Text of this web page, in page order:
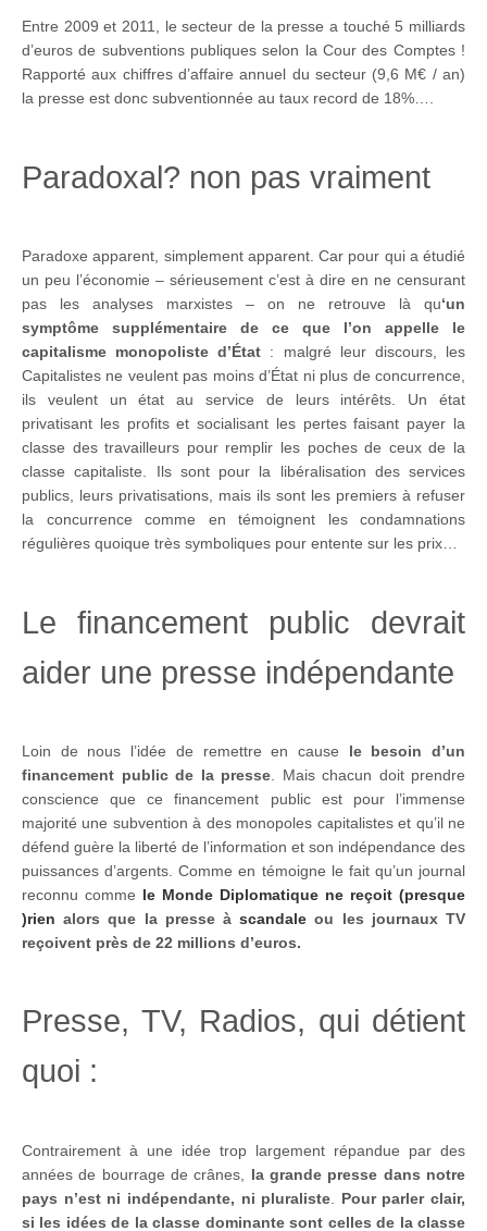
Entre 2009 et 2011, le secteur de la presse a touché 5 milliards
d’euros de subventions publiques selon la Cour des Comptes !
Rapporté aux chiffres d’affaire annuel du secteur (9,6 M€ / an)
la presse est donc subventionnée au taux record de 18%….
Paradoxal? non pas vraiment
Paradoxe apparent, simplement apparent. Car pour qui a étudié
un peu l’économie – sérieusement c’est à dire en ne censurant
pas les analyses marxistes – on ne retrouve là qu‘un
symptôme supplémentaire de ce que l’on appelle le
capitalisme monopoliste d’État : malgré leur discours, les
Capitalistes ne veulent pas moins d’État ni plus de concurrence,
ils veulent un état au service de leurs intérêts. Un état
privatisant les profits et socialisant les pertes faisant payer la
classe des travailleurs pour remplir les poches de ceux de la
classe capitaliste. Ils sont pour la libéralisation des services
publics, leurs privatisations, mais ils sont les premiers à refuser
la concurrence comme en témoignent les condamnations
régulières quoique très symboliques pour entente sur les prix…
Le financement public devrait
aider une presse indépendante
Loin de nous l’idée de remettre en cause le besoin d’un
financement public de la presse . Mais chacun doit prendre
conscience que ce financement public est pour l’immense
majorité une subvention à des monopoles capitalistes et qu’il ne
défend guère la liberté de l’information et son indépendance des
puissances d’argents. Comme en témoigne le fait qu’un journal
reconnu comme le Monde Diplomatique ne reçoit (presque
)rien alors que la presse àscandale ou les journaux TV
reçoivent près de 22 millions d’euros.
Presse, TV, Radios, qui détient
quoi :
Contrairement à une idée trop largement répandue par des
années de bourrage de crânes, la grande presse dans notre
pays n’est ni indépendante, ni pluraliste
Pour parler clair,
si les idées de la classe dominante sont celles de la classe